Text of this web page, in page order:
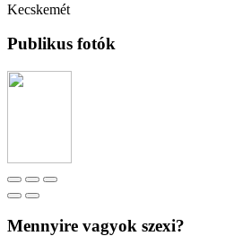
Kecskemét
Publikus fotók
Mennyire vagyok szexi?